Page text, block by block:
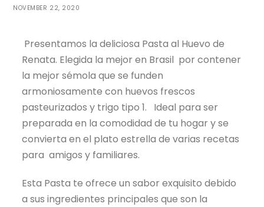
NOVEMBER 22, 2020
Presentamos la deliciosa Pasta al Huevo de
Renata. Elegida la mejor en Brasil por contener
la mejor sémola que se funden
armoniosamente con huevos frescos
pasteurizados y trigo tipo 1. Ideal para ser
preparada en la comodidad de tu hogar y se
convierta en el plato estrella de varias recetas
para amigos y familiares.
Esta Pasta te ofrece un sabor exquisito debido
a sus ingredientes principales que son la